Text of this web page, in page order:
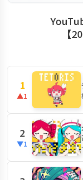
【
1
▲1
2
▼1